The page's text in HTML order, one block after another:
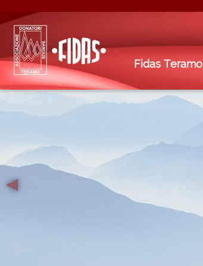
Fidas Teramo
◂Previous